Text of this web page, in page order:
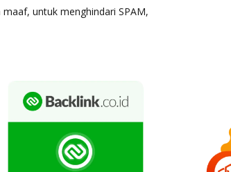
untuk menghindari SPAM,